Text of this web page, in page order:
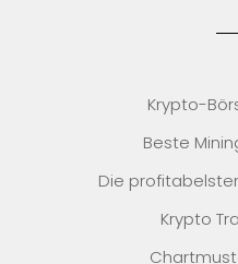
Krypto-
Beste
Die
Krypto